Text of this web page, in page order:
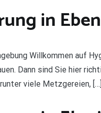
in
Willkommen auf
Dann sind Sie hier
viele Metzgereien, […]